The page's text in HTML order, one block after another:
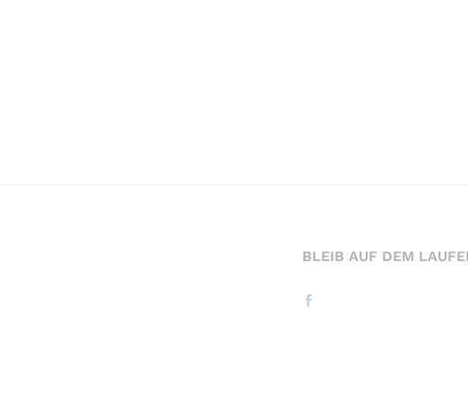
BLEIB AUF DEM